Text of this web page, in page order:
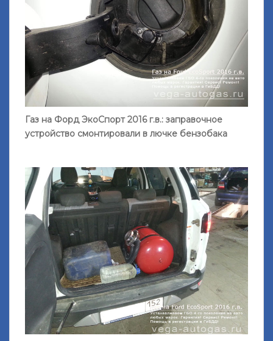
Газ на Форд ЭкоСпорт 2016 г.в.: заправочное
устройство смонтировали в лючке бензобака